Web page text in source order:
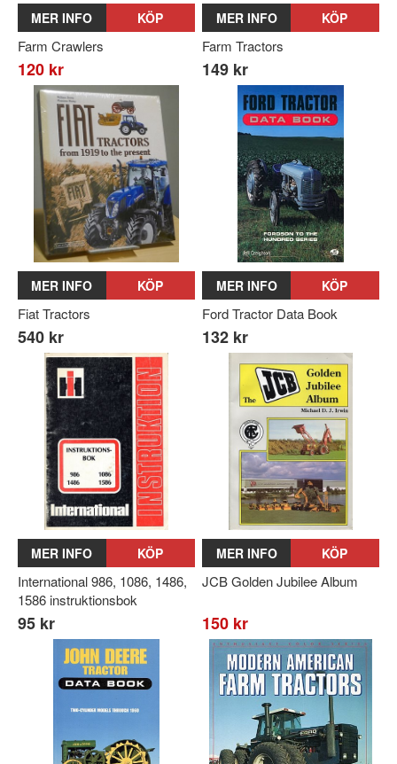
MER INFO KÖP
Farm Crawlers
120 kr
MER INFO KÖP
Farm Tractors
149 kr
MER INFO KÖP
Fiat Tractors
540 kr
MER INFO KÖP
Ford Tractor Data Book
132 kr
MER INFO KÖP
International 986, 1086, 1486,
1586 instruktionsbok
95 kr
MER INFO KÖP
JCB Golden Jubilee Album
150 kr